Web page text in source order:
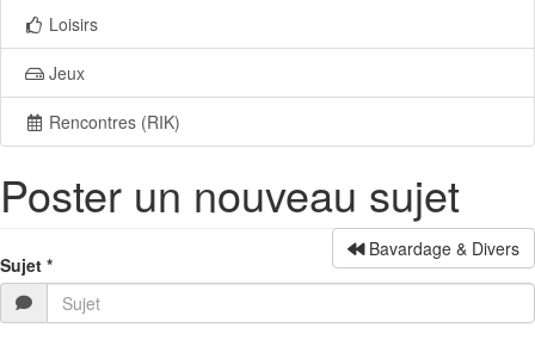
Loisirs
Jeux
Rencontres (RIK)
Poster un nouveau sujet
Bavardage & Divers
Sujet *